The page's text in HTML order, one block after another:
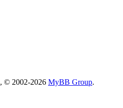
, © 2002-2026 MyBB Group.